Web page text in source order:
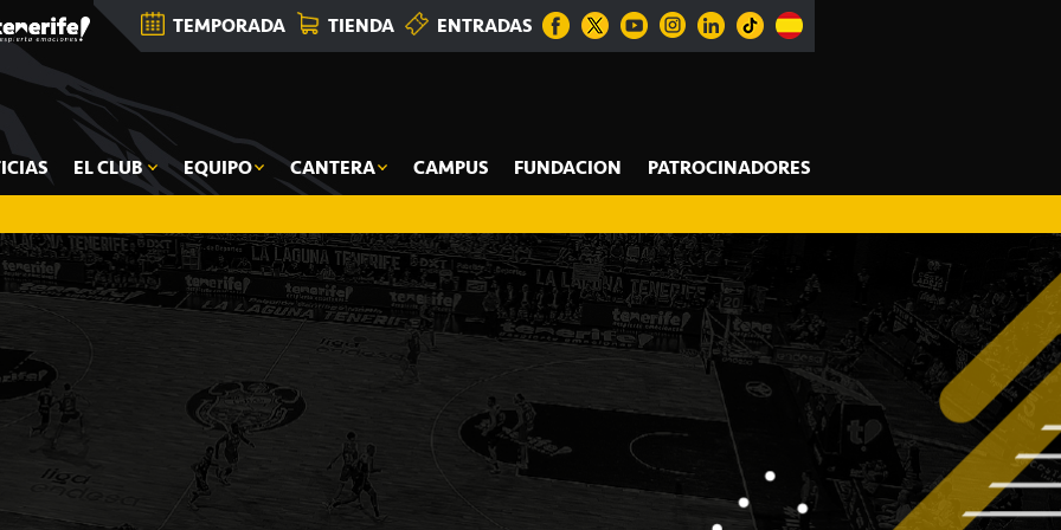
TEMPORADA TIENDA ENTRADAS
EL CLUB EQUIPO CANTERA CAMPUS FUNDACION PATROCINADORES